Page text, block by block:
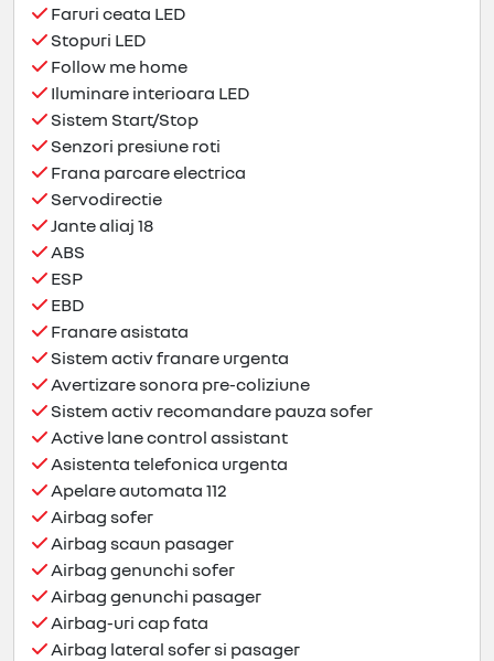
Faruri ceata LED
Stopuri LED
Follow me home
Iluminare interioara LED
Sistem Start/Stop
Senzori presiune roti
Frana parcare electrica
Servodirectie
Jante aliaj 18
ABS
ESP
EBD
Franare asistata
Sistem activ franare urgenta
Avertizare sonora pre-coliziune
Sistem activ recomandare pauza sofer
Active lane control assistant
Asistenta telefonica urgenta
Apelare automata 112
Airbag sofer
Airbag scaun pasager
Airbag genunchi sofer
Airbag genunchi pasager
Airbag-uri cap fata
Airbag lateral sofer si pasager